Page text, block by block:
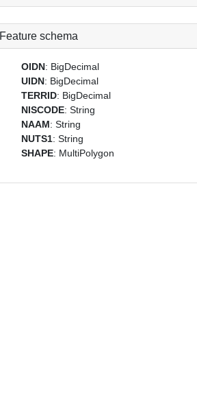
Feature schema
OIDN: BigDecimal
UIDN: BigDecimal
TERRID: BigDecimal
NISCODE: String
NAAM: String
NUTS1: String
SHAPE: MultiPolygon